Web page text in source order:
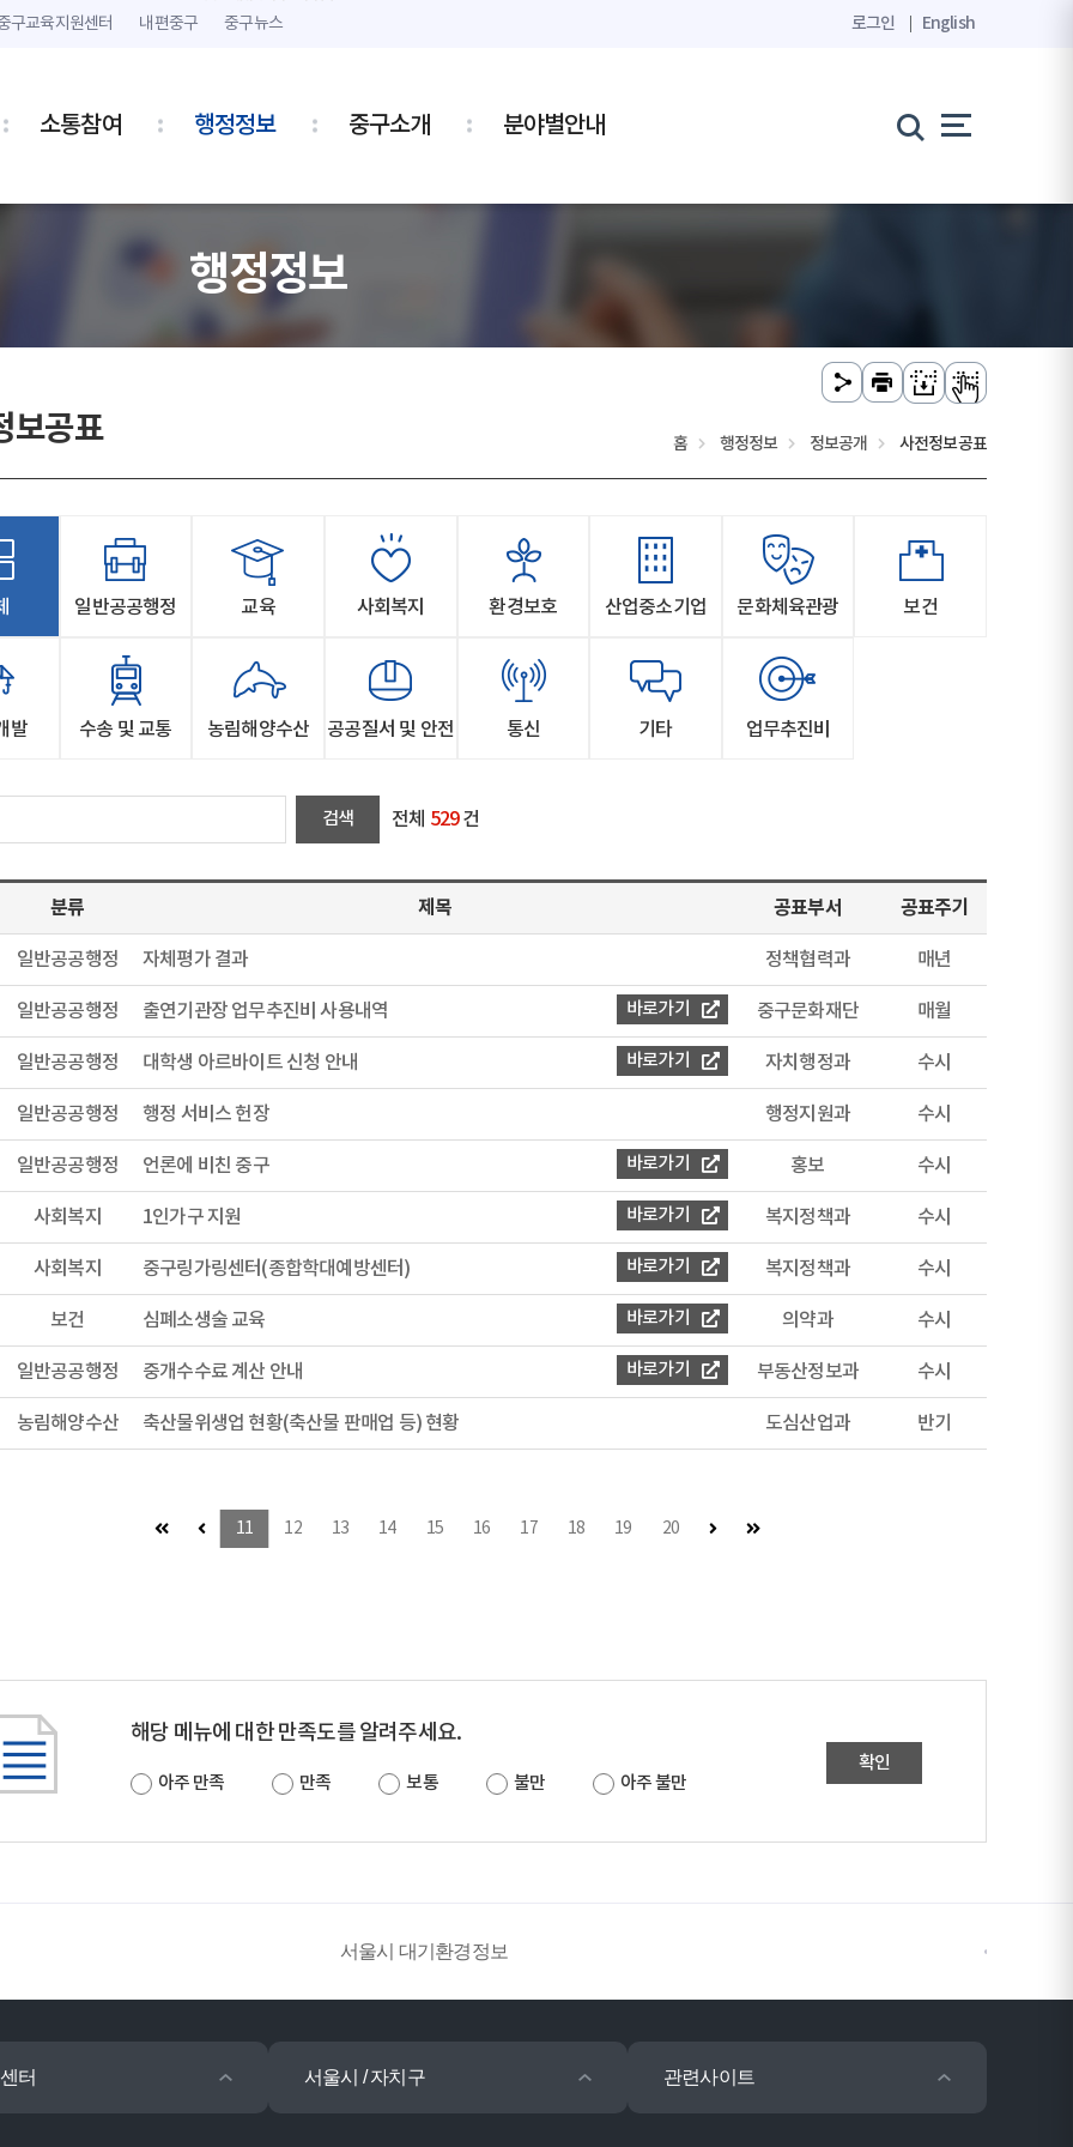
구교육지원센터 내편중구 중구뉴스 로그인 English
소통참여 행정정보 중구소개 분야별안내
행정정보
보공표 홈 행정정보 정보공개 사전정보공표
일반공공행정 교육 사회복지 환경보호 산업중소기업 문화체육관광 보건
발 수송 및 교통 농림해양수산 공공질서 및 안전 통신 기타 업무추진비
전체 529 건
분류 제목 공표부서 공표주기
일반공공행정 자체평가 결과 정책협력과 매년
일반공공행정 출연기관장 업무추진비 사용내역 바로가기 중구문화재단 매월
일반공공행정 대학생 아르바이트 신청 안내 바로가기 자치행정과 수시
일반공공행정 행정 서비스 헌장 행정지원과 수시
일반공공행정 언론에 비친 중구 바로가기 홍보 수시
사회복지 1인가구 지원 바로가기 복지정책과 수시
사회복지 중구링가링센터(종합학대예방센터) 바로가기 복지정책과 수시
보건 심폐소생술 교육 바로가기 의약과 수시
일반공공행정 중개수수료 계산 안내 바로가기 부동산정보과 수시
농림해양수산 축산물위생업 현황(축산물 판매업 등) 현황 도심산업과 반기
첫 페이지이전 페이지
11 12 13 14 15 16 17 18 19 20 다음 페이지마지막 페이지
해당 메뉴에 대한 만족도를 알려주세요.
아주 만족 만족 보통 불만 아주 불만
확인
서울시 대기환경정보
터 서울시 / 자치구 관련사이트